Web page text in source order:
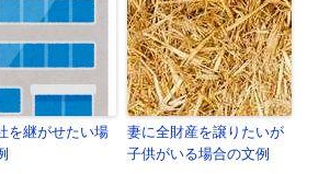
を継がせたい場
妻に全財産を譲りたいが
子供がいる場合の文例